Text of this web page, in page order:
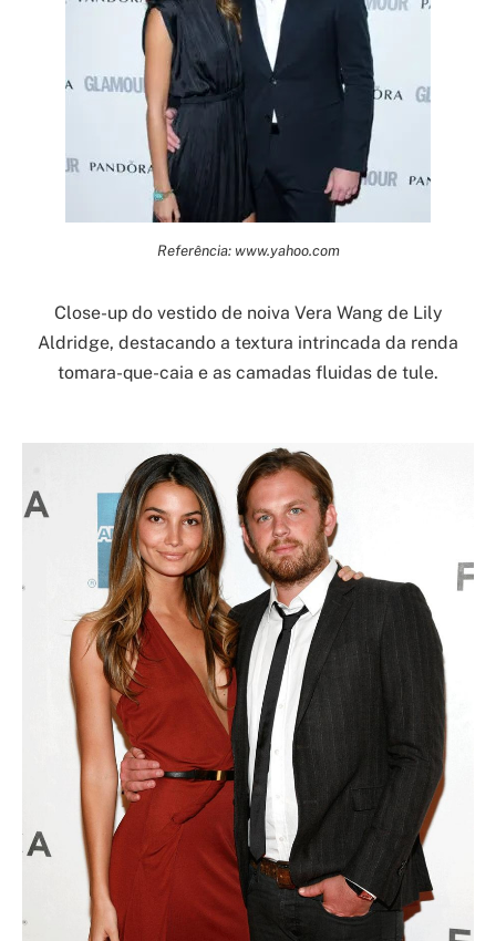
Referência: www.yahoo.com
Close-up do vestido de noiva Vera Wang de Lily
Aldridge, destacando a textura intrincada da renda
tomara-que-caia e as camadas fluidas de tule.